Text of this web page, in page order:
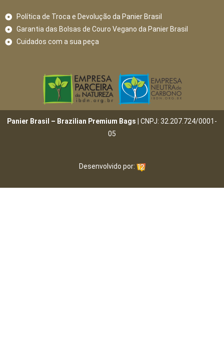
Política de Troca e Devolução da Panier Brasil
Garantia das Bolsas de Couro Vegano da Panier Brasil
Cuidados com a sua peça
Panier Brasil – Brazilian Premium Bags | CNPJ: 32.207.724/0001-
05
Desenvolvido por: